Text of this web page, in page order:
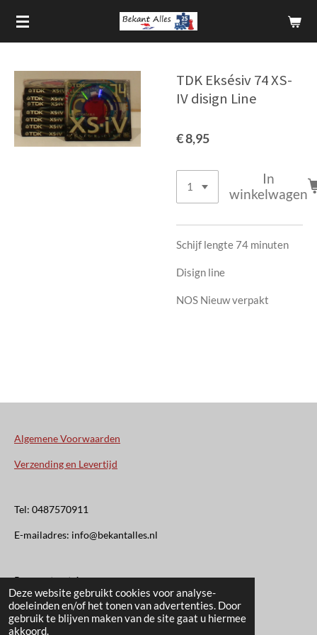
Deze website gebruikt cookies voor analyse-
doeleinden en/of het tonen van advertenties. Door
gebruik te blijven maken van de site gaat u hiermee
akkoord.
Ga
direct
hoofdinhoud
TDK Eksésiv 74 XS-
IV disign Line
€ 8,95
In
winkelwagen
Schijf lengte 74 minuten
Disign line
NOS Nieuw verpakt
Algemene Voorwaarden
Verzending en Levertijd
Tel: 0487570911
E-mailadres: info@bekantalles.nl
Rooysestraat 4
6621AM Dreumel
© 2020 - 2026 Bekant Alles